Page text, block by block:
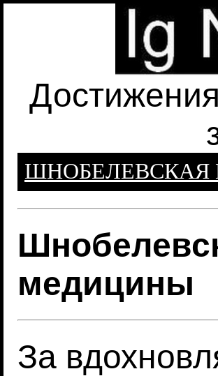
ШНОБЕЛЕВСКАЯ
медицины
За